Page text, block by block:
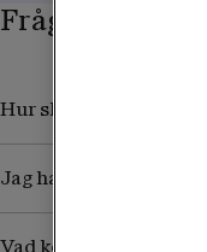
Frågor och svar
Hur skyddar jag mig
Jag har köpt ett
Vad kostar det att ta